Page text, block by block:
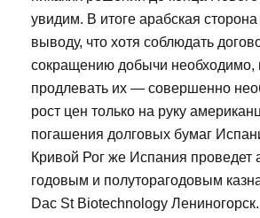
увидим. В итоге арабская
выводу, что хотя соблюдать
сокращению добычи необходимо,
продлевать их — совершенно
рост цен только на руку
погашения долговых бумаг
Кривой Рог же Испания проведет
годовым и полуторагодовым
Dac St Biotechnology